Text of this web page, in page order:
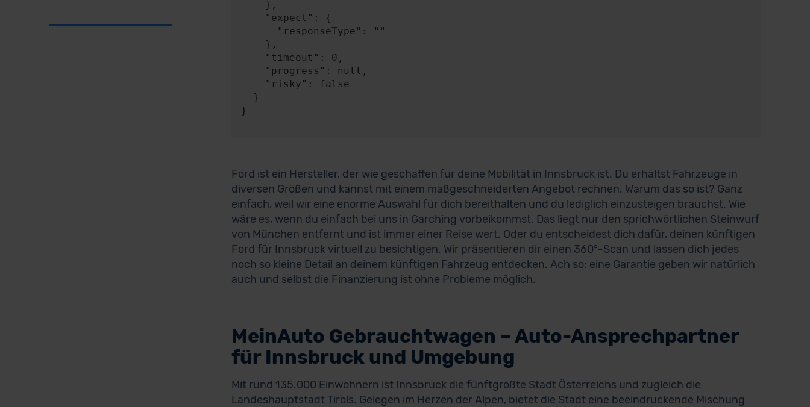
}
Ford ist ein Hersteller, der wie geschaffen für deine Mobilität in Innsbruck ist. Du erhältst Fahrzeuge in
diversen Größen und kannst mit einem maßgeschneiderten Angebot rechnen. Warum das so ist? Ganz
einfach, weil wir eine enorme Auswahl für dich bereithalten und du lediglich einzusteigen brauchst. Wie
wäre es, wenn du einfach bei uns in Garching vorbeikommst. Das liegt nur den sprichwörtlichen Steinwurf
von München entfernt und ist immer einer Reise wert. Oder du entscheidest dich dafür, deinen künftigen
Ford für Innsbruck virtuell zu besichtigen. Wir präsentieren dir einen 360°-Scan und lassen dich jedes
noch so kleine Detail an deinem künftigen Fahrzeug entdecken. Ach so: eine Garantie geben wir natürlich
auch und selbst die Finanzierung ist ohne Probleme möglich.
MeinAuto Gebrauchtwagen – Auto-Ansprechpartner
für Innsbruck und Umgebung
Mit rund 135.000 Einwohnern ist Innsbruck die fünftgrößte Stadt Österreichs und zugleich die
Landeshauptstadt Tirols. Gelegen im Herzen der Alpen, bietet die Stadt eine beeindruckende Mischung